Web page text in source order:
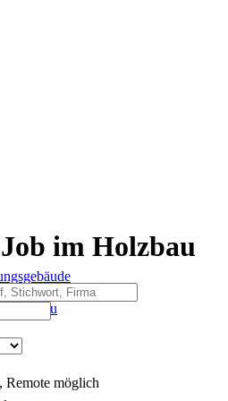
im Holzbau
Remote möglich